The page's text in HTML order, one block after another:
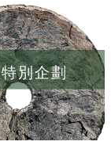
特別企劃